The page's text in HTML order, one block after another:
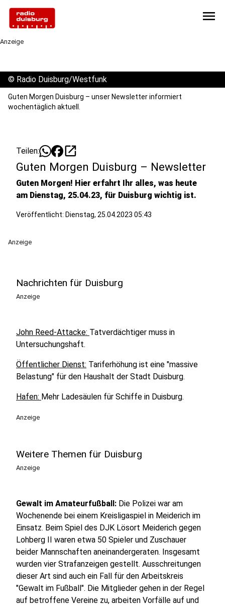
menu
Anzeige
© Radio Duisburg/Westfunk
Guten Morgen Duisburg – unser Newsletter informiert
wochentäglich aktuell.
Teilen: open_in_new
Guten Morgen Duisburg – Newsletter
Guten Morgen! Hier erfahrt Ihr alles, was heute
am Dienstag, 25.04.23, für Duisburg wichtig ist.
Veröffentlicht: Dienstag, 25.04.2023 05:43
Anzeige
Nachrichten für Duisburg
Anzeige
John Reed-Attacke: Tatverdächtiger muss in
Untersuchungshaft.
Öffentlicher Dienst: Tariferhöhung ist eine "massive
Belastung" für den Haushalt der Stadt Duisburg.
Hafen: Mehr Ladesäulen für Schiffe in Duisburg.
Anzeige
Weitere Themen für Duisburg
Anzeige
Gewalt im Amateurfußball: Die Polizei war am
Wochenende bei einem Kreisligaspiel in Meiderich im
Einsatz. Beim Spiel des DJK Lösort Meiderich gegen
Lohberg II waren etwa 50 Spieler und Zuschauer
beider Mannschaften aneinandergeraten. Insgesamt
wurden vier Strafanzeigen gestellt. Ausschreitungen
dieser Art sind auch ein Fall für den Arbeitskreis
"Gewalt im Fußball". Die Mitglieder gehen in der Regel
auf betroffene Vereine zu, arbeiten Vorfälle auf und